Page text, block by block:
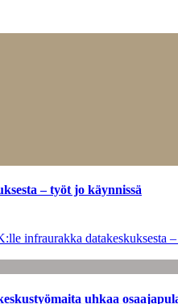
– työt jo käynnissä
infraurakka datakeskuksesta
uhkaa